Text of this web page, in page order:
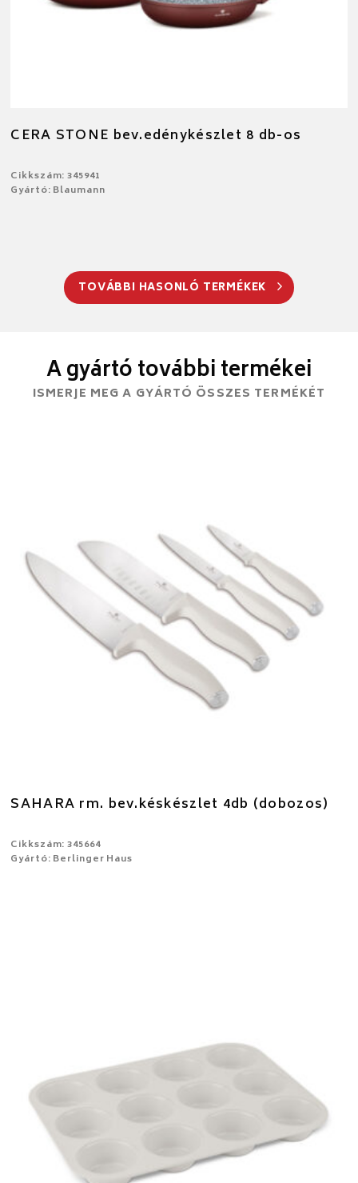
CERA STONE bev.edénykészlet 8 db-os
Cikkszám: 345941
Gyártó: Blaumann
TOVÁBBI HASONLÓ TERMÉKEK
A gyártó további termékei
ISMERJE MEG A GYÁRTÓ ÖSSZES TERMÉKÉT
SAHARA rm. bev.késkészlet 4db (dobozos)
Cikkszám: 345664
Gyártó: Berlinger Haus